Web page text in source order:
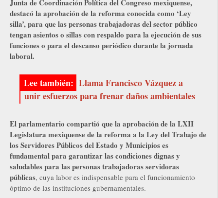
Junta de Coordinación Política del Congreso mexiquense,
destacó la aprobación de la reforma conocida como ‘Ley
silla’, para que las personas trabajadoras del sector público
tengan asientos o sillas con respaldo para la ejecución de sus
funciones o para el descanso periódico durante la jornada
laboral.
Llama Francisco Vázquez a
unir esfuerzos para frenar daños ambientales
El parlamentario compartió que la aprobación de la LXII
Legislatura mexiquense de la reforma a la Ley del Trabajo de
los Servidores Públicos del Estado y Municipios es
fundamental para garantizar las condiciones dignas y
saludables para las personas trabajadoras servidoras
públicas, cuya labor es indispensable para el funcionamiento
óptimo de las instituciones gubernamentales.